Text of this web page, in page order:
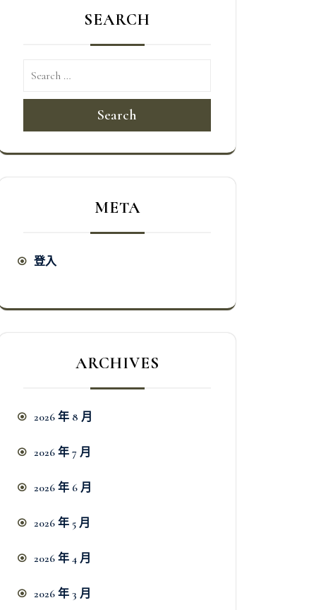
SEARCH
Search
META
登入
ARCHIVES
2026 年 8 月
2026 年 7 月
2026 年 6 月
2026 年 5 月
2026 年 4 月
2026 年 3 月